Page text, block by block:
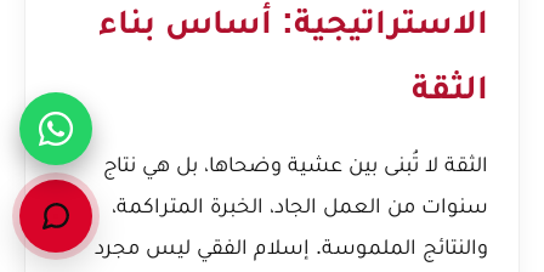
الاستراتيجية: أساس بناء
الثقة
الثقة لا تُبنى بين عشية وضحاها، بل هي نتاج
سنوات من العمل الجاد، الخبرة المتراكمة،
والنتائج الملموسة. إسلام الفقي ليس مجرد